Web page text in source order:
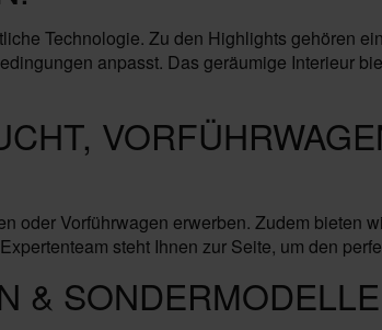
Technologie. Zu den Highlights gehören
anpasst. Das geräumige Interieur
oder Vorführwagen erwerben. Zudem bieten
steht Ihnen zur Seite, um den
&